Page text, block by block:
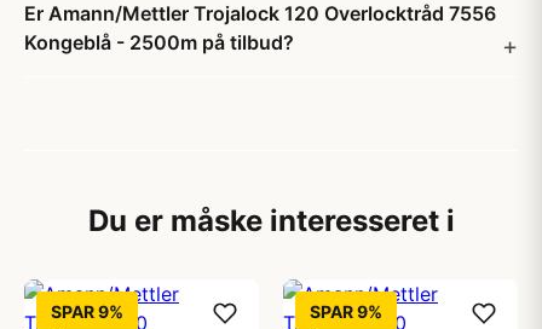
Er Amann/Mettler Trojalock 120 Overlocktråd 7556
Kongeblå - 2500m på tilbud?
Du er måske interesseret i
SPAR 9% SPAR 9%